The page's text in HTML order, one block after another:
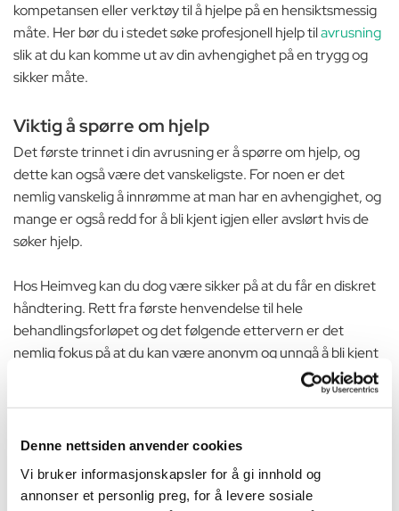
Denne nettsiden anvender cookies
Vi bruker informasjonskapsler for å gi innhold og
annonser et personlig preg, for å levere sosiale
kompetansen eller verktøy til å hjelpe på en hensiktsmessig
måte. Her bør du i stedet søke profesjonell hjelp tilavrusning
slik at du kan komme ut av din avhengighet på en trygg og
sikker måte.
Viktig å spørre om hjelp
Det første trinnet i din avrusning er å spørre om hjelp, og
dette kan også være det vanskeligste. For noen er det
nemlig vanskelig å innrømme at man har en avhengighet, og
mange er også redd for å bli kjent igjen eller avslørt hvis de
søker hjelp.
Hos Heimveg kan du dog være sikker på at du får en diskret
håndtering. Rett fra første henvendelse til hele
behandlingsforløpet og det følgende ettervern er det
nemlig fokus på at du kan være anonym og unngå å bli kjent
igjen av andre. Din behandling foregår i skjermede
omgivelser på privat område i Spania, og vi har stor fokus på
Husk alltid på at det er et tegn på styrke å be om hjelp. Du
kan alltid kontakte oss for å høre mer og få svar på dine